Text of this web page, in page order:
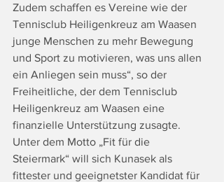
Zudem schaffen es Vereine wie der
Tennisclub Heiligenkreuz am Waasen
junge Menschen zu mehr Bewegung
und Sport zu motivieren, was uns allen
ein Anliegen sein muss“, so der
Freiheitliche, der dem Tennisclub
Heiligenkreuz am Waasen eine
finanzielle Unterstützung zusagte.
Unter dem Motto „Fit für die
Steiermark“ will sich Kunasek als
fittester und geeignetster Kandidat für